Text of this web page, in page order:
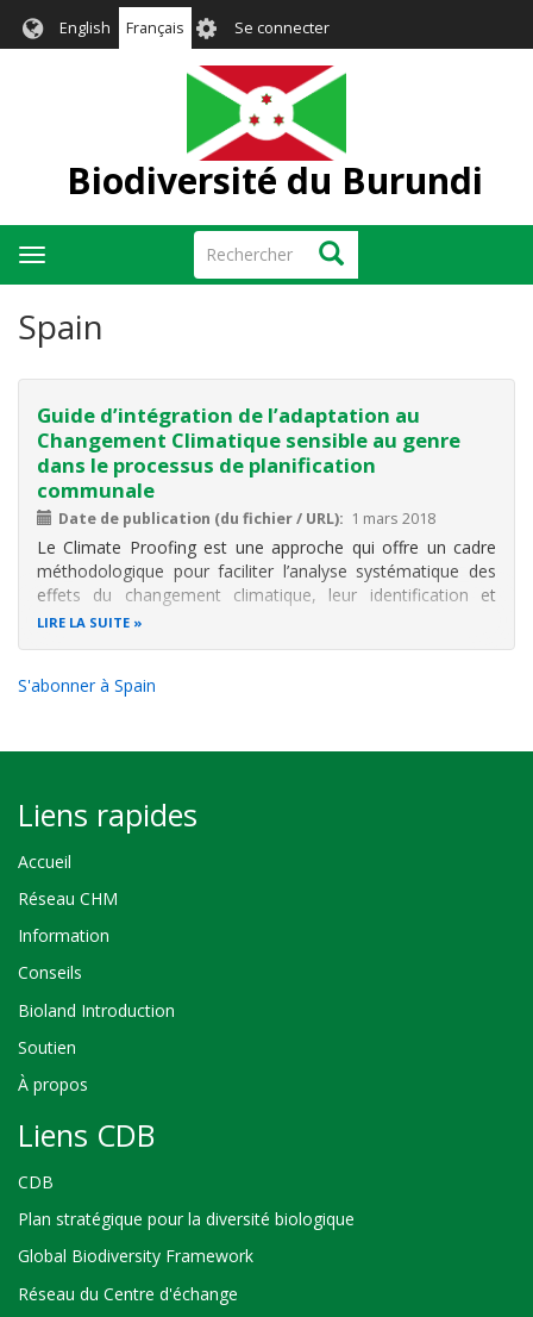
English Français User
account
menu
Se connecter
Biodiversité du Burundi
Rechercher Rechercher
Toggle
navigation
Spain
Guide d’intégration de l’adaptation au
Changement Climatique sensible au genre
dans le processus de planification
communale
Date de publication (du fichier / URL) 1 mars 2018
Le Climate Proofing est une approche qui offre un cadre
méthodologique pour faciliter l’analyse systématique des
effets du changement climatique, leur identification et
l’intégration des mesures d’adaptation correspondantes
LIRE LA SUITE
S'abonner à Spain
Liens rapides
Accueil
Réseau CHM
Information
Conseils
Bioland Introduction
Soutien
À propos
Liens CDB
CDB
Plan stratégique pour la diversité biologique
Global Biodiversity Framework
Réseau du Centre d'échange